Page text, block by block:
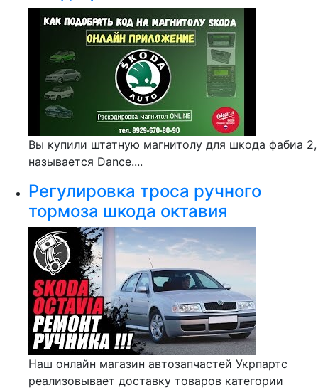
Вы купили штатную магнитолу для шкода фабиа 2,
называется Dance....
Регулировка троса ручного
тормоза шкода октавия
Наш онлайн магазин автозапчастей Укрпартс
реализовывает доставку товаров категории